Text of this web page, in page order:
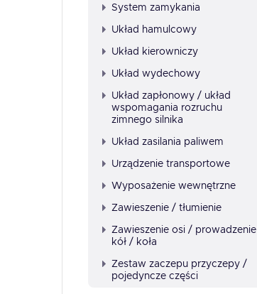
System zamykania
Układ hamulcowy
Układ kierowniczy
Układ wydechowy
Układ zapłonowy / układ
wspomagania rozruchu
zimnego silnika
Układ zasilania paliwem
Urządzenie transportowe
Wyposażenie wewnętrzne
Zawieszenie / tłumienie
Zawieszenie osi / prowadzenie
kół / koła
Zestaw zaczepu przyczepy /
pojedyncze części